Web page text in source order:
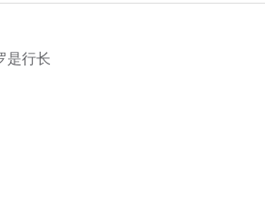
是行长